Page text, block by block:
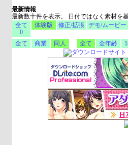
最新情報
最新数十件を表示。 日付ではなく素材を
全て
0
体験版 修正/拡張 デモ/ムービー
全て 商業 同人 全て 全年齢